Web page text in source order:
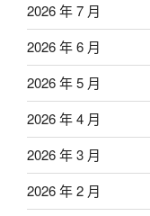
2026 年 7 月
2026 年 6 月
2026 年 5 月
2026 年 4 月
2026 年 3 月
2026 年 2 月